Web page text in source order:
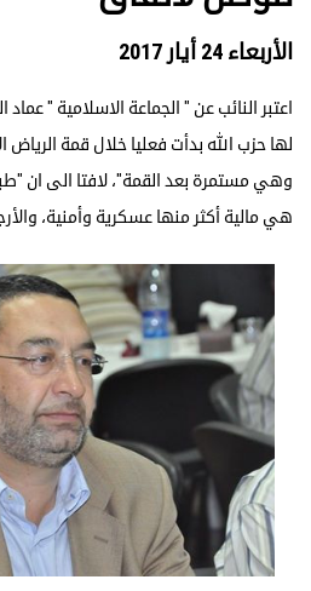
الأربعاء 24 أيار 2017
اعتبر النائب عن " الجماعة الاسلامية "
لها حزب الله بدأت فعليا خلال قمة الرياض
وهي مستمرة بعد القمة"، لافتا الى ان
هي مالية أكثر منها عسكرية وأمنية،